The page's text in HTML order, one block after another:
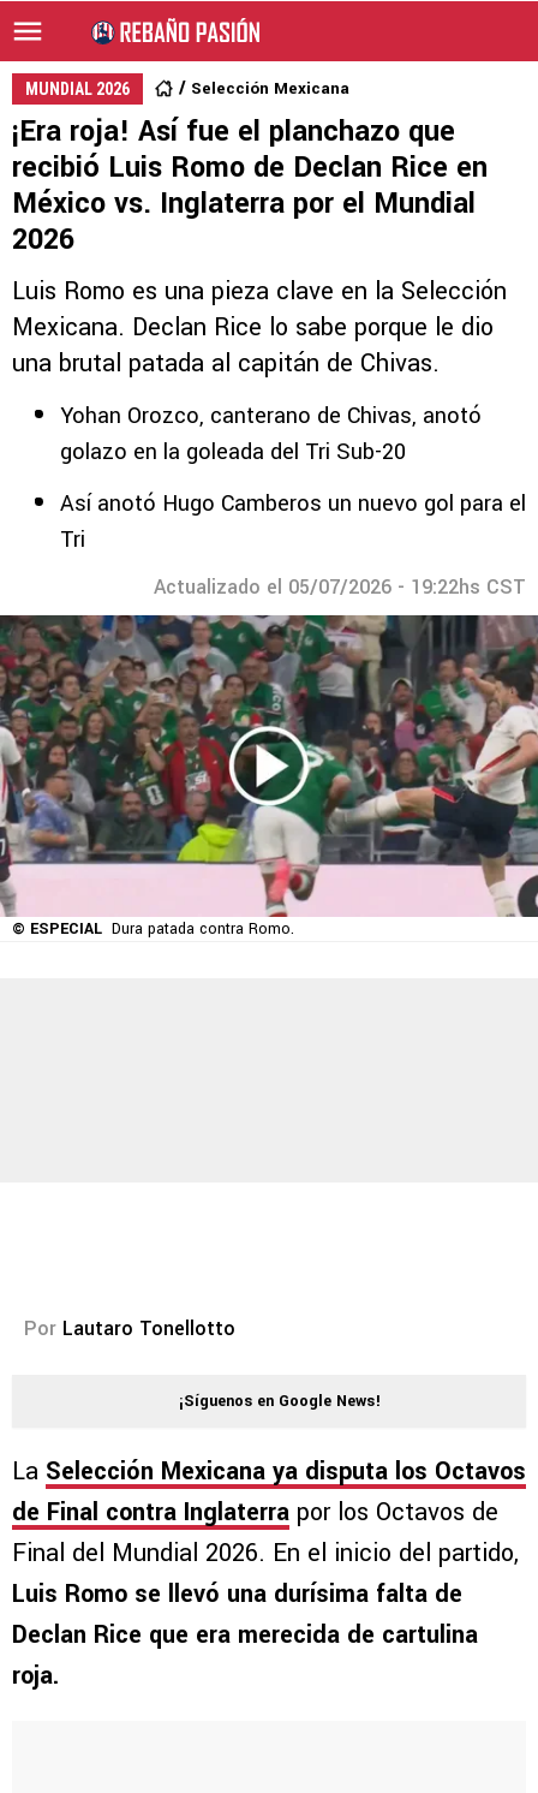
MUNDIAL 2026 Selección Mexicana
¡Era roja! Así fue el planchazo que
recibió Luis Romo de Declan Rice en
México vs. Inglaterra por el Mundial
2026
Luis Romo es una pieza clave en la Selección
Mexicana. Declan Rice lo sabe porque le dio
una brutal patada al capitán de Chivas.
Yohan Orozco, canterano de Chivas, anotó
golazo en la goleada del Tri Sub-20
Así anotó Hugo Camberos un nuevo gol para el
Tri
Actualizado el 05/07/2026 - 19:22hs CST
© ESPECIAL Dura patada contra Romo.
Por Lautaro Tonellotto
¡Síguenos en Google News!
La Selección Mexicana ya disputa los Octavos
de Final contra Inglaterra por los Octavos de
Final del Mundial 2026. En el inicio del partido,
Luis Romo se llevó una durísima falta de
Declan Rice que era merecida de cartulina
roja.